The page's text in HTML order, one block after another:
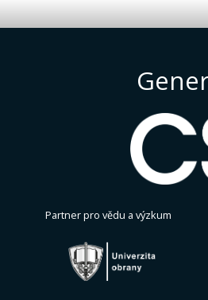
Partner pro vědu a výzkum